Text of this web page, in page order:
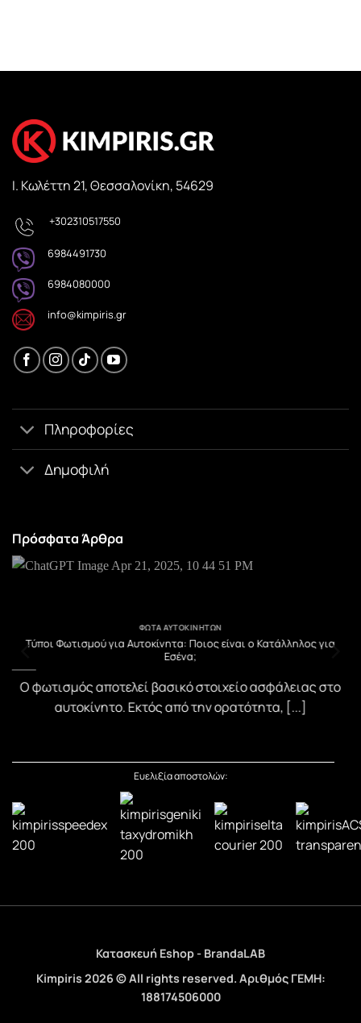
Ι. Κωλέττη 21, Θεσσαλονίκη, 54629
+302310517550
6984491730
6984080000
info@kimpiris.gr
Πληροφορίες
Δημοφιλή
Πρόσφατα Άρθρα
ΦΏΤΑ ΑΥΤΟΚΙΝΉΤΩΝ
Τύποι Φωτισμού για Αυτοκίνητα: Ποιος είναι ο Κατάλληλος για
Εσένα;
Ο φωτισμός αποτελεί βασικό στοιχείο ασφάλειας στο
αυτοκίνητο. Εκτός από την ορατότητα, [...]
Ευελιξία αποστολών:
Κατασκευή Eshop - BrandaLAB
Kimpiris 2026 © All rights reserved. Αριθμός ΓΕΜΗ:
188174506000